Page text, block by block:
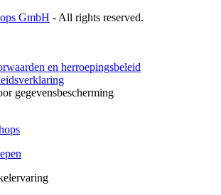
GmbH - All rights reserved.
en herroepingsbeleid
gegevensbescherming